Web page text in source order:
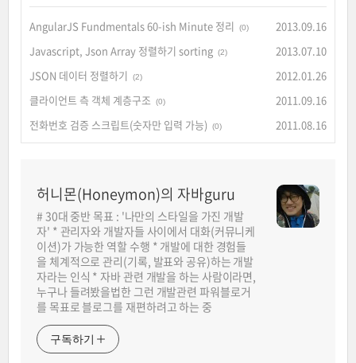
AngularJS Fundmentals 60-ish Minute 정리 (0)
2013.09.16
Javascript, Json Array 정렬하기 sorting (2)
2013.07.10
JSON 데이터 정렬하기
(2)
2012.01.26
클라이언트 측 객체 계층구조
(0)
2011.09.16
전화번호 검증 스크립트(숫자만 입력 가능)
(0) 2011.08.16
허니몬(Honeymon)의 자바guru
# 30대 중반 목표 : '나만의 스타일을 가진 개발
자' * 관리자와 개발자들 사이에서 대화(커뮤니케
이션)가 가능한 역할 수행 * 개발에 대한 경험들
을 체계적으로 관리(기록, 발표와 공유)하는 개발
자라는 인식 * 자바 관련 개발을 하는 사람이라면,
누구나 들려봤을법한 그런 개발관련 파워블로거
를 목표로 블로그를 재편하려고 하는 중
구독하기